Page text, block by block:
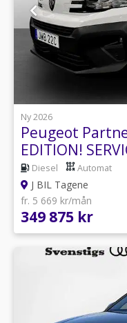
Ny 2026
Peugeot
EDITION!
Diesel Automat
J BIL Tagene
fr. 5 669 kr/mån
349 875 kr